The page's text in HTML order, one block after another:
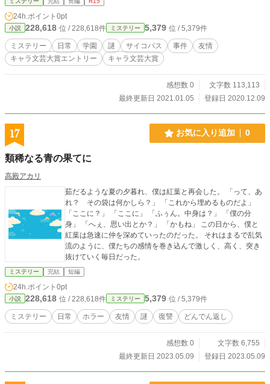
24h.ポイント 0pt
小説 228,618 位 / 228,618件 ミステリー 5,379 位 / 5,379件
ミステリー 日常 学園 謎 サイコパス 事件
友情
キャラ文芸大賞エントリー
キャラ文芸大賞
感想数 0
文字数 113,113
最終更新日 2021.01.05
登録日 2020.12.09
17 お気に入り追加 0
類稀なる青の果てに
高殿アカリ
茹だるような夏の夕暮れ、僕は紅葉と再会した。 「って、あ
れ？ その袋は何かしら？」 「これから埋めるものだよ」
「ここに？」 「ここに」 「ふぅん。中身は？」 「僕の分
身」 「へぇ、思い出とか？」 「かもね」 この日から、僕と
紅葉は急速に仲を深めていったのだった。 それはまるで乱気
流のように、僕たちの感情を巻き込んで激しく、高く、突き
抜けていく毎日だった。
ミステリー 完結 短編
24h.ポイント 0pt
小説 228,618 位 / 228,618件 ミステリー 5,379 位 / 5,379件
ミステリー 日常 ホラー 友情 謎 復讐 どんでん返し
感想数 0
文字数 6,755
最終更新日 2023.05.09
登録日 2023.05.09